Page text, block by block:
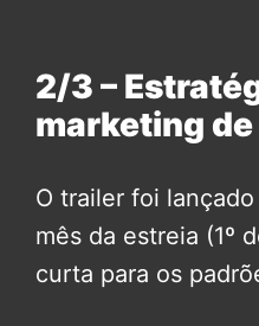
2/3 –
marketing
O trailer foi
mês da estreia (1º
curta para os